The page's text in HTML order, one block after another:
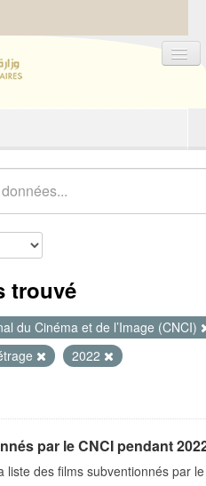
trouvé
du Cinéma et de l’Image (CNCI)
2022
par le CNCI pendant
liste des films subventionnés par